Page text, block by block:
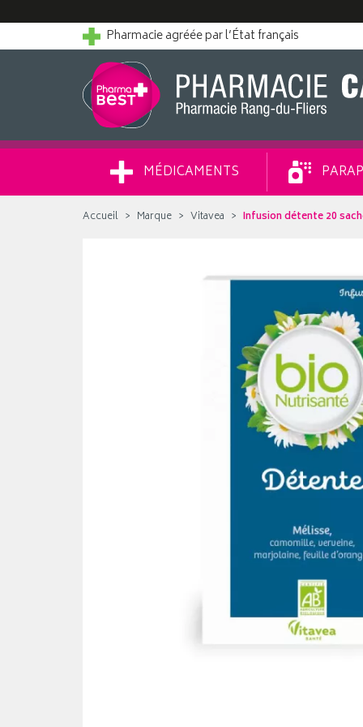
Pharmacie agréée par l’État français
MÉDICAMENTS
Accueil Marque Vitavea Infusion détente 20